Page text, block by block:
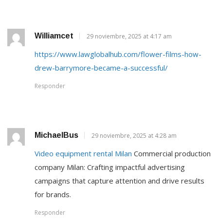
Williamcet 29 noviembre, 2025 at 4:17 am
https://www.lawglobalhub.com/flower-films-how-
drew-barrymore-became-a-successful/
Responder
MichaelBus 29 noviembre, 2025 at 4:28 am
Video equipment rental Milan Commercial production
company Milan: Crafting impactful advertising
campaigns that capture attention and drive results
for brands.
Responder